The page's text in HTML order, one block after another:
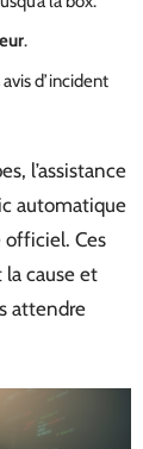
.
d’incident
l’assistance
automatique
officiel. Ces
cause et
attendre